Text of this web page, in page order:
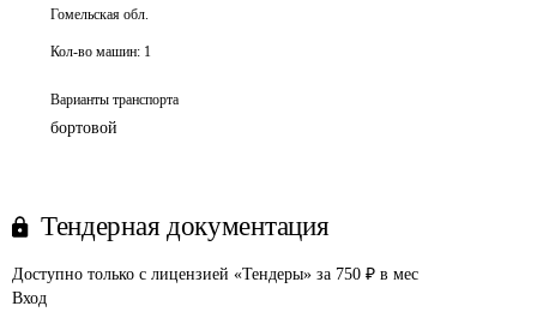
Гомельская обл.
Кол-во машин: 1
Варианты транспорта
бортовой
Тендерная документация
Доступно только с лицензией «Тендеры» за 750 ₽ в мес
Вход